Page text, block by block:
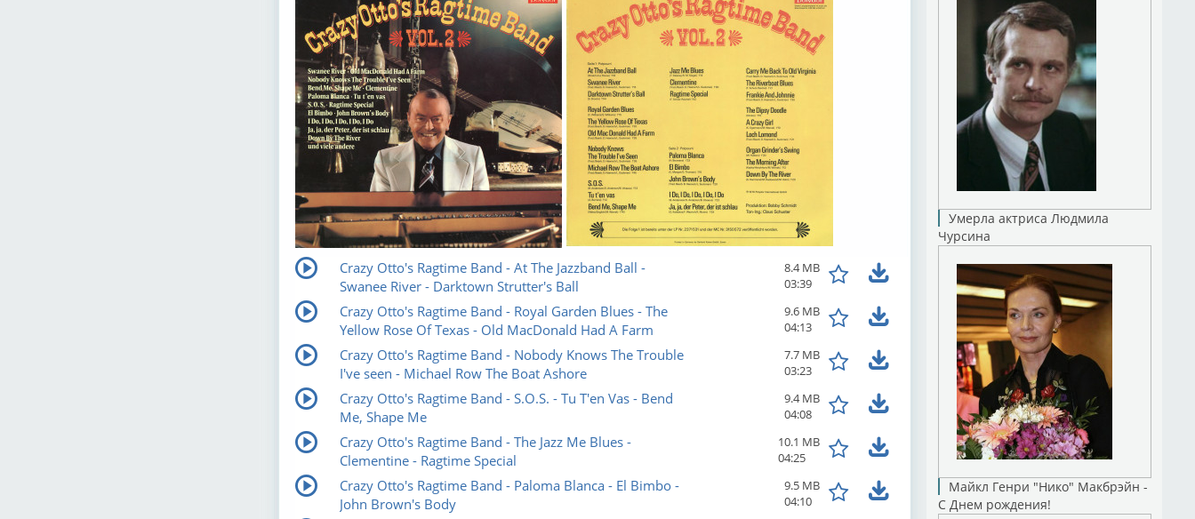
Crazy Otto's Ragtime Band - At The Jazzband Ball -
Swanee River - Darktown Strutter's Ball
8.4 MB
03:39
Crazy Otto's Ragtime Band - Royal Garden Blues - The
Yellow Rose Of Texas - Old MacDonald Had A Farm
9.6 MB
04:13
Crazy Otto's Ragtime Band - Nobody Knows The Trouble
I've seen - Michael Row The Boat Ashore
7.7 MB
03:23
Crazy Otto's Ragtime Band - S.O.S. - Tu T'en Vas - Bend
Me, Shape Me
9.4 MB
04:08
Crazy Otto's Ragtime Band - The Jazz Me Blues -
Clementine - Ragtime Special
10.1 MB
04:25
Crazy Otto's Ragtime Band - Paloma Blanca - El Bimbo -
John Brown's Body
9.5 MB
04:10
Умерла актриса Людмила
Чурсина
Майкл Генри "Нико" Макбрэйн -
С Днем рождения!